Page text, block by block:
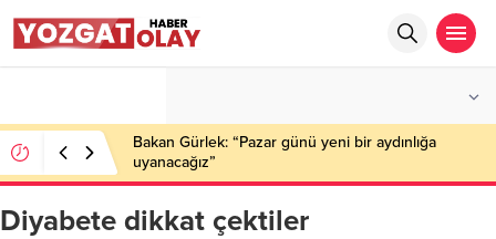
Bakan Gürlek: “Pazar günü yeni bir aydınlığa
uyanacağız”
Diyabete dikkat çektiler